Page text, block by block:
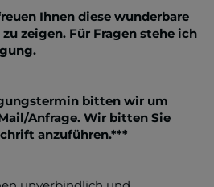
Ihnen diese wunderbare
zeigen. Für Fragen stehe ich
bitten wir um
Anfrage. Wir bitten Sie
anzuführen.***